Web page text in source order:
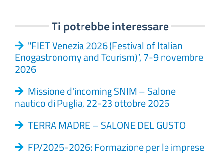
Ti potrebbe interessare
"FIET Venezia 2026 (Festival of Italian
Enogastronomy and Tourism)”, 7-9 novembre
2026
Missione d'incoming SNIM – Salone
nautico di Puglia, 22-23 ottobre 2026
TERRA MADRE – SALONE DEL GUSTO
FP/2025-2026: Formazione per le imprese